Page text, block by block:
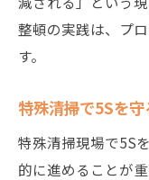
整頓の実践は、プ
す。
特殊清掃で5Sを
特殊清掃現場で5S
的に進めることが